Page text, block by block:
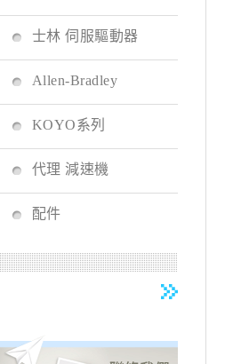
士林 伺服驅動器
Allen-Bradley
KOYO系列
代理 減速機
配件